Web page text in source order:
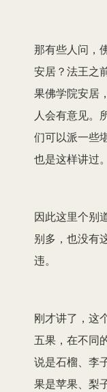
那有些人问，
安居？法王之
果佛学院安居
人会有意见。
们可以派一些
也是这样讲过。
因此这里个别
别多，也没有
违。
刚才讲了，这
五果，在不同
说是石榴、李
果是苹果、梨